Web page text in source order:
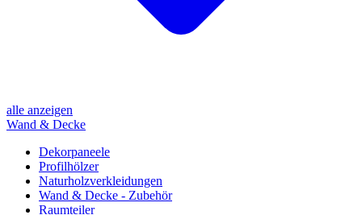
alle anzeigen
Wand & Decke
Dekorpaneele
Profilhölzer
Naturholzverkleidungen
Wand & Decke - Zubehör
Raumteiler